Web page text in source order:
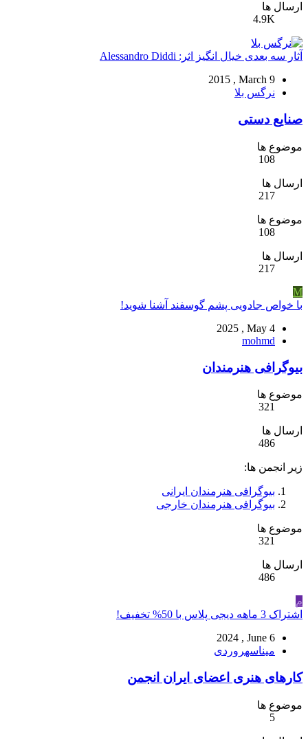
ارسال ها
4.9K
آثار سه بعدی خیال انگیز اثر: Alessandro Diddi
2015 , March 9
نرگس بلا
صنایع دستی
موضوع ها
108
ارسال ها
217
موضوع ها
108
ارسال ها
217
M
با خواص جادویی پشم گوسفند آشنا شوید!
2025 , May 4
mohmd
بیوگرافی هنرمندان
موضوع ها
321
ارسال ها
486
زیر انجمن ها:
بیوگرافی هنرمندان ایرانی
بیوگرافی هنرمندان خارجی
موضوع ها
321
ارسال ها
486
م
اشتراک 3 ماهه دیجی‌ پلاس با 50% تخفیف!
2024 , June 6
میناسهروردی
کارهای هنری اعضای ایران انجمن
موضوع ها
5